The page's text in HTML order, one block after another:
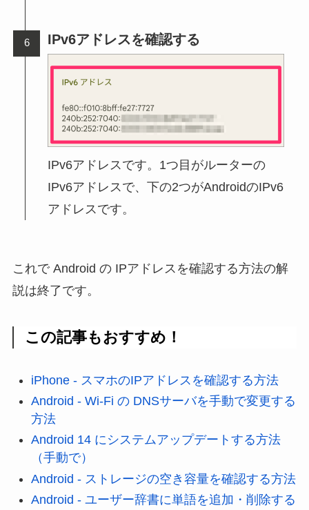
IPv6アドレスを確認する
IPv6アドレスです。1つ目がルーターの
IPv6アドレスで、下の2つがAndroidのIPv6
アドレスです。
これで Android の IPアドレスを確認する方法の解
説は終了です。
この記事もおすすめ！
iPhone - スマホのIPアドレスを確認する方法
Android - Wi-Fi の DNSサーバを手動で変更する
方法
Android 14 にシステムアップデートする方法
（手動で）
Android - ストレージの空き容量を確認する方法
Android - ユーザー辞書に単語を追加・削除する